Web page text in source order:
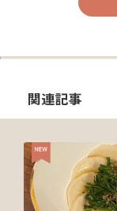
関連記事